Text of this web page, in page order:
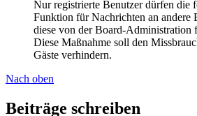
Nur registrierte Benutzer dürfen die
Funktion für Nachrichten an andere
diese von der Board-Administration
Diese Maßnahme soll den
Gäste verhindern.
Nach oben
Beiträge schreiben